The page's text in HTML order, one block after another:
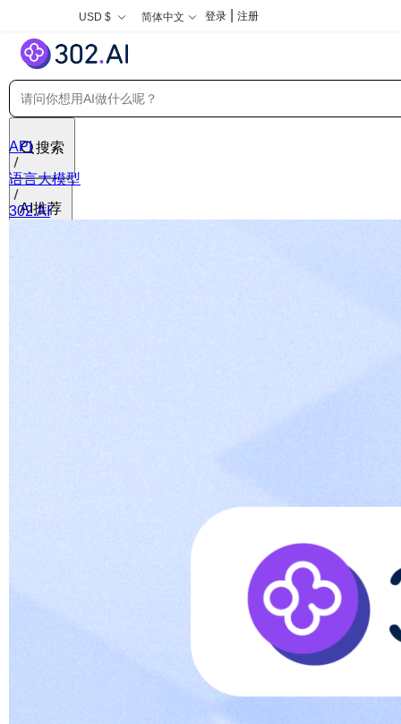
USD $ 简体中文 登录 注册
搜索
AI推荐
API
语言大模型
302.AI